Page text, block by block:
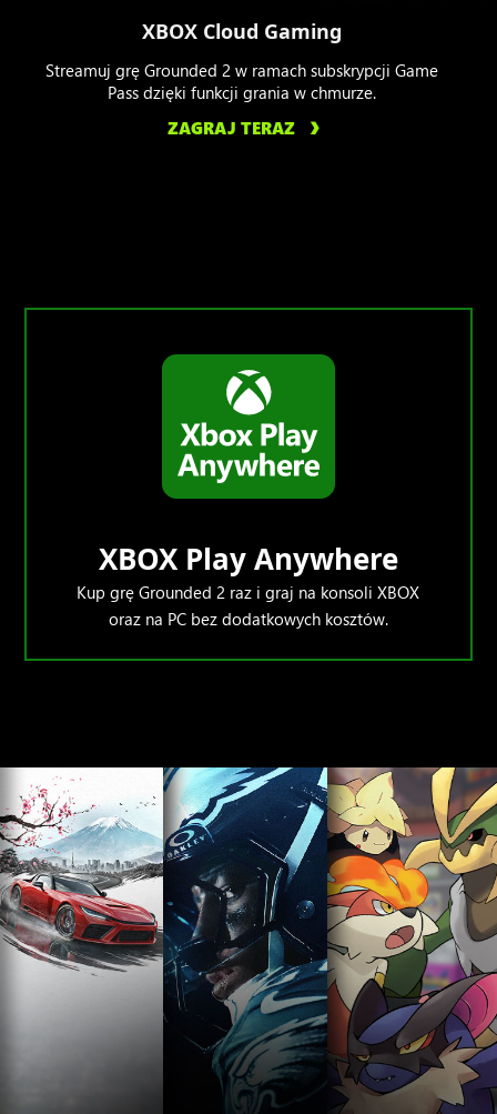
XBOX Cloud Gaming
Streamuj grę Grounded 2 w ramach subskrypcji Game
Pass dzięki funkcji grania w chmurze.
ZAGRAJ TERAZ
XBOX Play Anywhere
Kup grę Grounded 2 raz i graj na konsoli XBOX
oraz na PC bez dodatkowych kosztów.